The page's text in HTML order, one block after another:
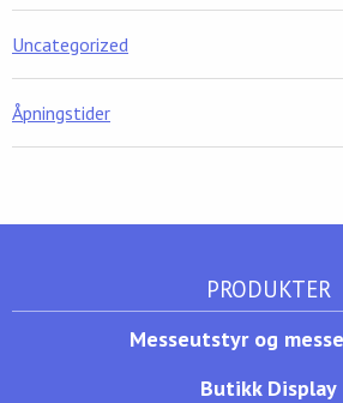
Uncategorized
Åpningstider
PRODUKTER
Messeutstyr og
Butikk Display